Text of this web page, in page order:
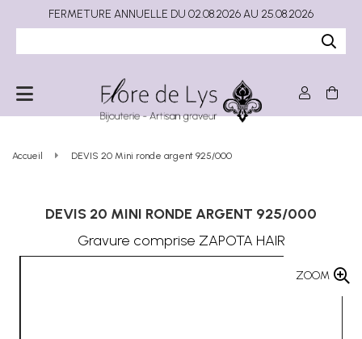
Accueil DEVIS 20 Mini ronde argent 925/000
DEVIS 20 MINI RONDE ARGENT 925/000
Gravure comprise ZAPOTA HAIR
ZOOM
FERMETURE ANNUELLE DU 02.08.2026 AU 25.08.2026